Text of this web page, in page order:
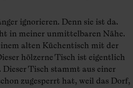
ignorieren. Denn sie ist da.
in meiner unmittelbaren Nähe.
alten Küchentisch mit der
hölzerne Tisch ist eigentlich
Tisch stammt aus einer
zugesperrt hat, weil das Dorf,